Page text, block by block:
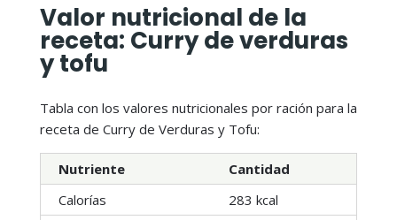
Valor nutricional de la
receta: Curry de verduras
y tofu
Tabla con los valores nutricionales por ración para la
receta de Curry de Verduras y Tofu:
Nutriente
Cantidad
Calorías
283 kcal